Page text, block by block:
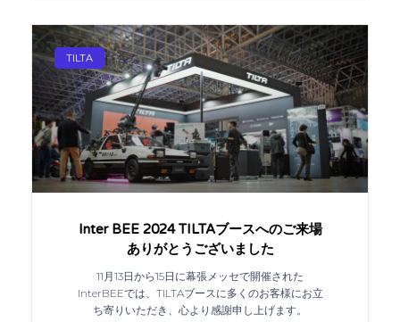
TILTA
Inter BEE 2024 TILTAブースへのご来場
ありがとうございました
11月13日から15日に幕張メッセで開催された
InterBEEでは、TILTAブースに多くのお客様にお立
ち寄りいただき、心より感謝申し上げます。